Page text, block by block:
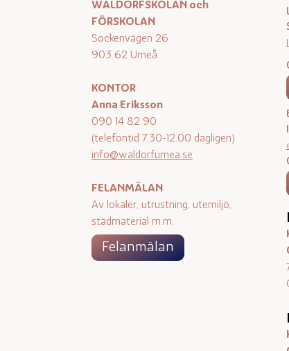
WALDORFSKOLAN och
FÖRSKOLAN
Sockenvägen 26
903 62 Umeå
KONTOR
Anna Eriksson
090 14 82 90
(telefontid 7.30-12.00 dagligen)
info@waldorfumea.se
FELANMÄLAN
Av lokaler, utrustning, utemiljö,
städmaterial m.m.
Felanmälan